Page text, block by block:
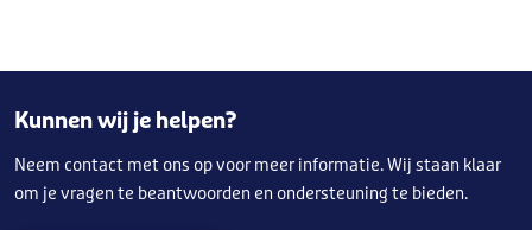
Kunnen wij je helpen?
Neem contact met ons op voor meer informatie. Wij staan klaar
om je vragen te beantwoorden en ondersteuning te bieden.